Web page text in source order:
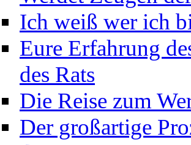
Ich weiß wer ich
Eure Erfahrung
des Rats
Die Reise zum
Der großartige